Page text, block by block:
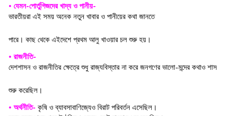
• যেমন-পোর্তুগিজদের খাদ্য ও পানীয়-
ভারতীয়রা এই সময় অনেক নতুন খাবার ও পানীয়ের কথা জানতে
পারে। কাছ থেকে এইদেশে প্রথম আলু খাওয়ার চল শুরু হয়।
• রাজনীতি-
দেশশাসন ও রাজনীতির ক্ষেত্রে শুধু রাজ্যবিস্তার না করে জনগণের ভালো-মন্দের কথাও
শুরু করেছিল।
• অর্থনীতি- কৃষি ও ব্যাবসাবাণিজ্যেও বিরাট পরিবর্তন এসেছিল।